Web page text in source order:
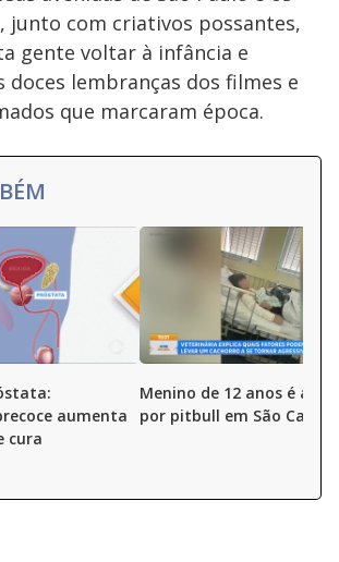
junto com criativos possantes,
gente voltar à infância e
doces lembranças dos filmes e
que marcaram época.
aumenta
cura
Menino de 12 anos é
por pitbull em São Carlos